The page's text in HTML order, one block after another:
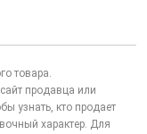
товара.
продавца или
узнать, кто продает
характер. Для